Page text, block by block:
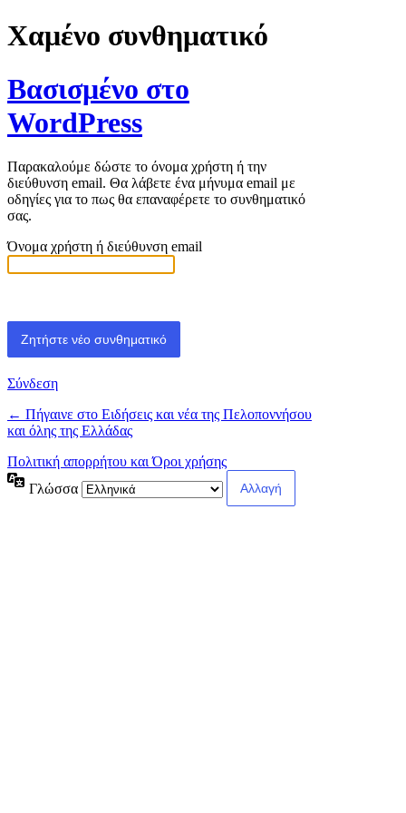
Χαμένο συνθηματικό
Βασισμένο στο
WordPress
Παρακαλούμε δώστε το όνομα χρήστη ή την
διεύθυνση email. Θα λάβετε ένα μήνυμα email με
οδηγίες για το πως θα επαναφέρετε το συνθηματικό
σας.
Όνομα χρήστη ή διεύθυνση email
Σύνδεση
← Πήγαινε στο Ειδήσεις και νέα της Πελοποννήσου
και όλης της Ελλάδας
Πολιτική απορρήτου και Όροι χρήσης
Γλώσσα